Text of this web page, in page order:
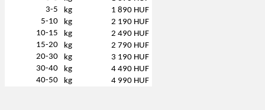
3-5
kg
1 890 HUF
5-10
kg
2 190 HUF
10-15
kg
2 490 HUF
15-20
kg
2 790 HUF
20-30
kg
3 190 HUF
30-40
kg
4 490 HUF
40-50
kg 4 990 HUF